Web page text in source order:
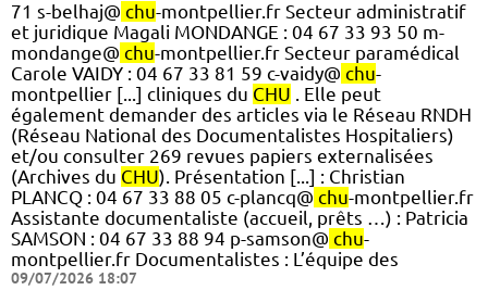
71 s-belhaj@ chu-montpellier.fr Secteur administratif
et juridique Magali MONDANGE : 04 67 33 93 50 m-
mondange@ chu-montpellier.fr Secteur paramédical
Carole VAIDY : 04 67 33 81 59 c-vaidy@ chu-
montpellier [...] cliniques du CHU . Elle peut
également demander des articles via le Réseau RNDH
(Réseau National des Documentalistes Hospitaliers)
et/ou consulter 269 revues papiers externalisées
(Archives du CHU). Présentation [...] : Christian
PLANCQ : 04 67 33 88 05 c-plancq@ chu-montpellier.fr
Assistante documentaliste (accueil, prêts …) : Patricia
SAMSON : 04 67 33 88 94 p-samson@ chu-
montpellier.fr Documentalistes : L’équipe des
09/07/2026 18:07